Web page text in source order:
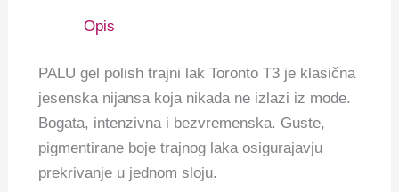
Opis
PALU gel polish trajni lak Toronto T3 je klasična
jesenska nijansa koja nikada ne izlazi iz mode.
Bogata, intenzivna i bezvremenska. Guste,
pigmentirane boje trajnog laka osigurajavju
prekrivanje u jednom sloju.